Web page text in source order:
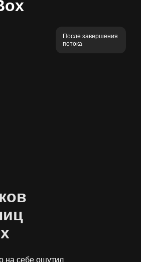
Антары
После завершения
потока
на себе ощутил